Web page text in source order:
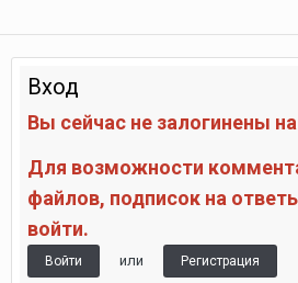
Вход
Вы сейчас не залогинены
Для возможности
файлов, подписок на
войти.
Войти или Регистрация